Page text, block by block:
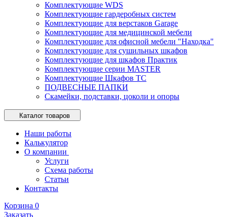
Комплектующие WDS
Комплектующие гардеробных систем
Комплектующие для верстаков Garage
Комплектующие для медицинской мебели
Комплектующие для офисной мебели "Находка"
Комплектующие для сушильных шкафов
Комплектующие для шкафов Практик
Комплектующие серии MASTER
Комплектующие Шкафов ТС
ПОДВЕСНЫЕ ПАПКИ
Скамейки, подставки, цоколи и опоры
Каталог товаров
Наши работы
Калькулятор
О компании
Услуги
Схема работы
Статьи
Контакты
Корзина 0
Заказать